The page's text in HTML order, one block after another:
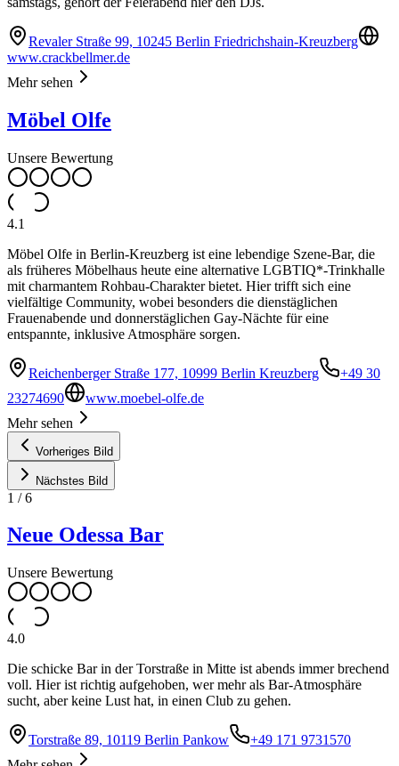
Revaler Straße 99, 10245 Berlin Friedrichshain-Kreuzberg
www.crackbellmer.de
Mehr sehen
Möbel Olfe
Unsere Bewertung
4.1
Möbel Olfe in Berlin-Kreuzberg ist eine lebendige Szene-Bar, die
als früheres Möbelhaus heute eine alternative LGBTIQ*-Trinkhalle
mit charmantem Rohbau-Charakter bietet. Hier trifft sich eine
vielfältige Community, wobei besonders die dienstäglichen
Frauenabende und donnerstäglichen Gay-Nächte für eine
entspannte, inklusive Atmosphäre sorgen.
Reichenberger Straße 177, 10999 Berlin Kreuzberg
+49 30
23274690
www.moebel-olfe.de
Mehr sehen
Vorheriges Bild
Nächstes Bild
1 /6
Neue Odessa Bar
Unsere Bewertung
4.0
Die schicke Bar in der Torstraße in Mitte ist abends immer brechend
voll. Hier ist richtig aufgehoben, wer mehr als Bar-Atmosphäre
sucht, aber keine Lust hat, in einen Club zu gehen.
Torstraße 89, 10119 Berlin Pankow
+49 171 9731570